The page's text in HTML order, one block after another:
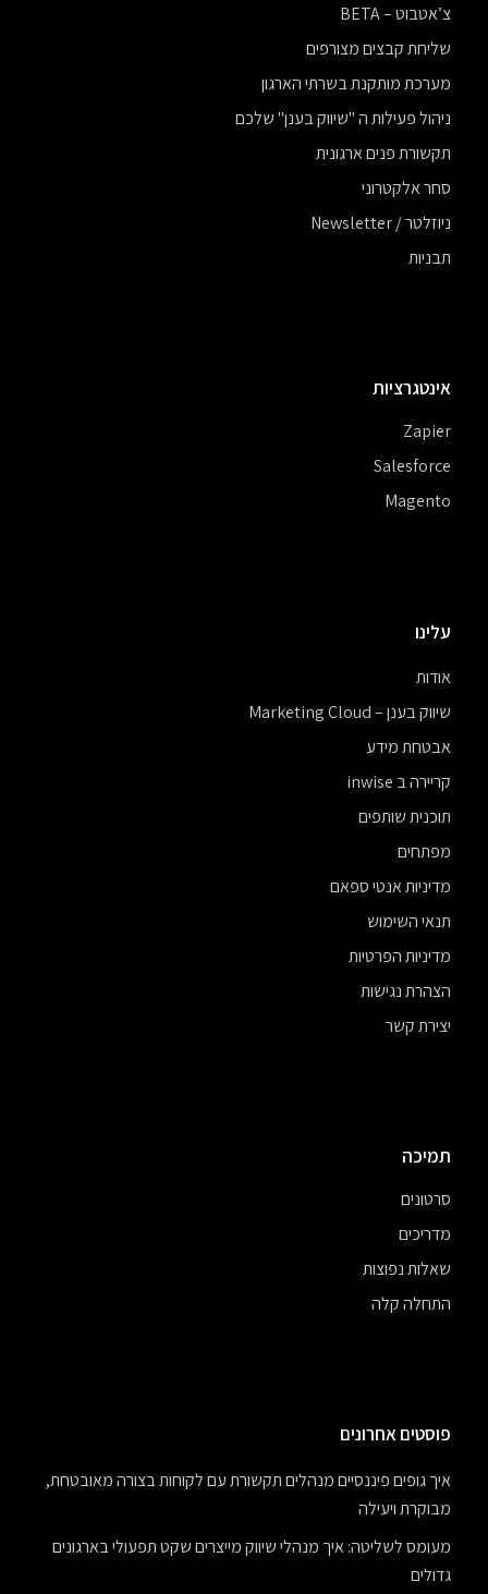
צ’אטבוט – BETA
שליחת קבצים מצורפים
מערכת מותקנת בשרתי הארגון
ניהול פעילות ה "שיווק בענן" שלכם
תקשורת פנים ארגונית
סחר אלקטרוני
ניוזלטר / Newsletter
תבניות
אינטגרציות
Zapier
Salesforce
Magento
עלינו
אודות
שיווק בענן – Marketing Cloud
אבטחת מידע
קריירה ב inwise
תוכנית שותפים
מפתחים
מדיניות אנטי ספאם
תנאי השימוש
מדיניות הפרטיות
הצהרת נגישות
יצירת קשר
תמיכה
סרטונים
מדריכים
שאלות נפוצות
התחלה קלה
פוסטים אחרונים
איך גופים פיננסיים מנהלים תקשורת עם לקוחות בצורה מאובטחת,
מבוקרת ויעילה
מעומס לשליטה: איך מנהלי שיווק מייצרים שקט תפעולי בארגונים
גדולים